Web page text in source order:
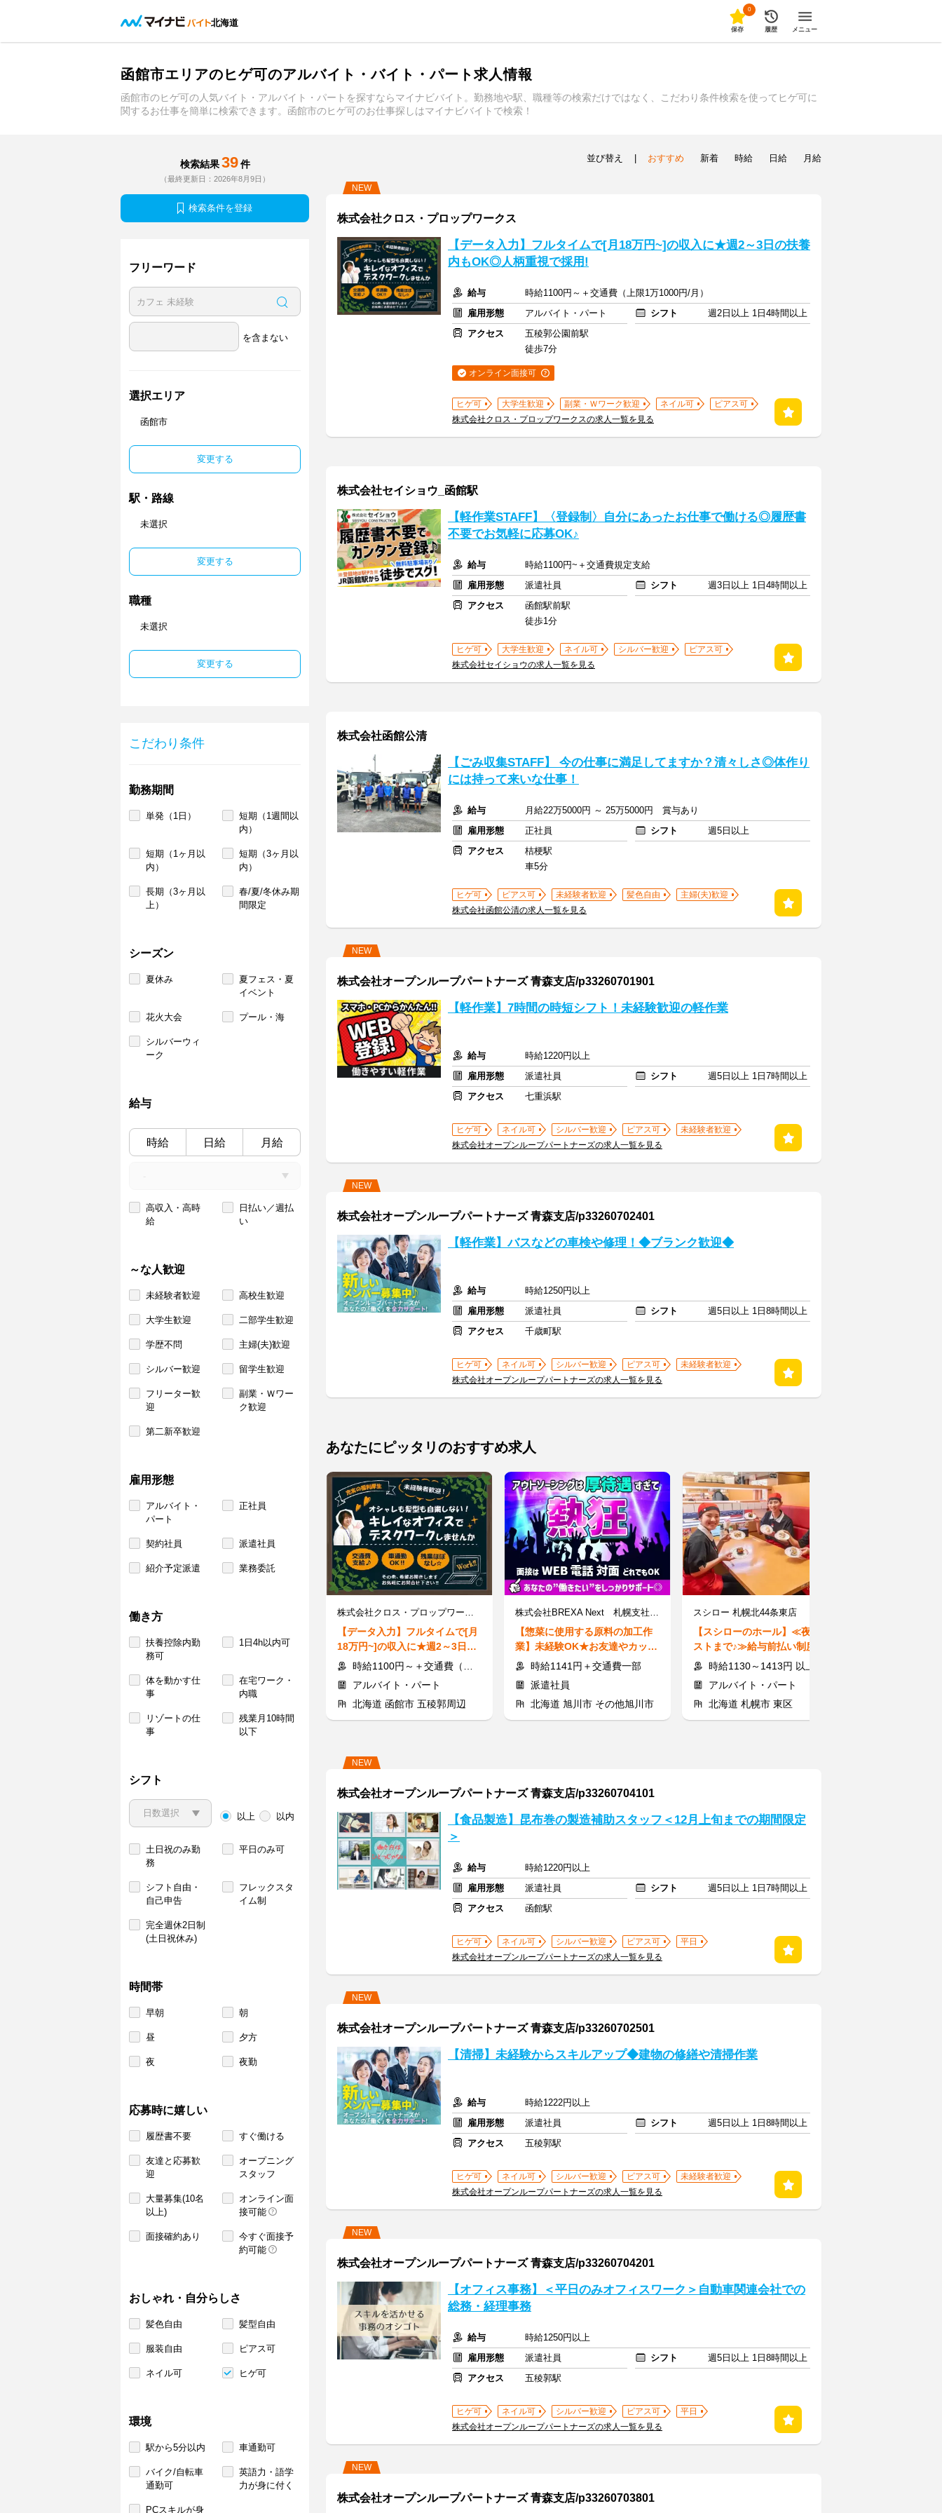
北海道
0
保存 履歴 メニュー
函館市エリアのヒゲ可のアルバイト・バイト・パート求人情報
函館市のヒゲ可の人気バイト・アルバイト・パートを探すならマイナビバイト。勤務地や駅、職種等の検索だけではなく、こだわり条件検索を使ってヒゲ可に
関するお仕事を簡単に検索できます。函館市のヒゲ可のお仕事探しはマイナビバイトで検索！
検索結果 39 件
（最終更新日：2026年8月9日）
検索条件を登録
フリーワード
を含まない
選択エリア
函館市
変更する
駅・路線
未選択
変更する
職種
未選択
変更する
こだわり条件
勤務期間
単発（1日）
短期（1週間以
内）
短期（1ヶ月以
内）
短期（3ヶ月以
内）
長期（3ヶ月以
上）
春/夏/冬休み期
間限定
シーズン
夏休み
夏フェス・夏
イベント
花火大会 プール・海
シルバーウィ
ーク
給与
時給 日給 月給
高収入・高時
給
日払い／週払
い
～な人歓迎
未経験者歓迎 高校生歓迎
大学生歓迎 二部学生歓迎
学歴不問 主婦(夫)歓迎
シルバー歓迎 留学生歓迎
フリーター歓
迎
副業・Ｗワー
ク歓迎
第二新卒歓迎
雇用形態
アルバイト・
パート
正社員
契約社員 派遣社員
紹介予定派遣 業務委託
働き方
扶養控除内勤
務可
1日4h以内可
体を動かす仕
事
在宅ワーク・
内職
リゾートの仕
事
残業月10時間
以下
シフト
以上 以内
土日祝のみ勤
務
平日のみ可
シフト自由・
自己申告
フレックスタ
イム制
完全週休2日制
(土日祝休み)
時間帯
早朝 朝
昼 夕方
夜 夜勤
応募時に嬉しい
履歴書不要 すぐ働ける
友達と応募歓
迎
オープニング
スタッフ
大量募集(10名
以上)
オンライン面
接可能
面接確約あり
今すぐ面接予
約可能
おしゃれ・自分らしさ
髪色自由 髪型自由
服装自由 ピアス可
ネイル可 ヒゲ可
環境
駅から5分以内 車通勤可
バイク/自転車
通勤可
英語力・語学
力が身に付く
PCスキルが身
並び替え おすすめ 新着 時給 日給 月給
NEW
株式会社クロス・プロップワークス
【データ入力】フルタイムで[月18万円~]の収入に★週2～3日の扶養
内もOK◎人柄重視で採用!
給与
時給1100円～＋交通費（上限1万1000円/月）
雇用形態
アルバイト・パート シフト
週2日以上 1日4時間以上
アクセス
五稜郭公園前駅
徒歩7分
オンライン面接可
ヒゲ可 大学生歓迎 副業・Ｗワーク歓迎 ネイル可
ピアス可
株式会社クロス・プロップワークスの求人一覧を見る
株式会社セイショウ_函館駅
【軽作業STAFF】〈登録制〉自分にあったお仕事で働ける◎履歴書
不要でお気軽に応募OK♪
給与
時給1100円~＋交通費規定支給
雇用形態
派遣社員 シフト
週3日以上 1日4時間以上
アクセス
函館駅前駅
徒歩1分
ヒゲ可 大学生歓迎 ネイル可 シルバー歓迎
ピアス可
株式会社セイショウの求人一覧を見る
株式会社函館公清
【ごみ収集STAFF】 今の仕事に満足してますか？清々しさ◎体作り
には持って来いな仕事！
給与
月給22万5000円 ～ 25万5000円 賞与あり
雇用形態
正社員 シフト
週5日以上
アクセス
桔梗駅
車5分
ヒゲ可 ピアス可 未経験者歓迎 髪色自由
主婦(夫)歓迎
株式会社函館公清の求人一覧を見る
NEW
株式会社オープンループパートナーズ 青森支店/p33260701901
【軽作業】7時間の時短シフト！未経験歓迎の軽作業
給与
時給1220円以上
雇用形態
派遣社員 シフト
週5日以上 1日7時間以上
アクセス
七重浜駅
ヒゲ可 ネイル可 シルバー歓迎 ピアス可
未経験者歓迎
株式会社オープンループパートナーズの求人一覧を見る
NEW
株式会社オープンループパートナーズ 青森支店/p33260702401
【軽作業】バスなどの車検や修理！◆ブランク歓迎◆
給与
時給1250円以上
雇用形態
派遣社員 シフト
週5日以上 1日8時間以上
アクセス
千歳町駅
ヒゲ可 ネイル可 シルバー歓迎 ピアス可
未経験者歓迎
株式会社オープンループパートナーズの求人一覧を見る
あなたにピッタリのおすすめ求人
株式会社クロス・プロップワークス
【データ入力】フルタイムで[月
18万円~]の収入に★週2～3日の
扶養内もOK◎人柄重視で採用!
時給1100円～＋交通費（上限1万1000円/月）
アルバイト・パート
北海道 函館市 五稜郭周辺
株式会社BREXA Next 札幌支社 5916-03／E10
【惣菜に使用する原料の加工作
業】未経験OK★お友達やカップ
ルとの応募・同シフトOK！
時給1141円＋交通費一部
派遣社員
北海道 旭川市 その他旭川市
スシロー 札幌北44条東店
【スシローのホール】≪夜～ラ
ストまで♪≫給与前払い制度有◎
バイトデビューも大歓迎！
時給1130～1413円 以上 ≪土日祝は時給UP≫
アルバイト・パート
北海道 札幌市 東区
NEW
株式会社オープンループパートナーズ 青森支店/p33260704101
【食品製造】昆布巻の製造補助スタッフ＜12月上旬までの期間限定
＞
給与
時給1220円以上
雇用形態
派遣社員 シフト
週5日以上 1日7時間以上
アクセス
函館駅
ヒゲ可 ネイル可 シルバー歓迎 ピアス可
平日
株式会社オープンループパートナーズの求人一覧を見る
NEW
株式会社オープンループパートナーズ 青森支店/p33260702501
【清掃】未経験からスキルアップ◆建物の修繕や清掃作業
給与
時給1222円以上
雇用形態
派遣社員 シフト
週5日以上 1日8時間以上
アクセス
五稜郭駅
ヒゲ可 ネイル可 シルバー歓迎 ピアス可
未経験者歓迎
株式会社オープンループパートナーズの求人一覧を見る
NEW
株式会社オープンループパートナーズ 青森支店/p33260704201
【オフィス事務】＜平日のみオフィスワーク＞自動車関連会社での
総務・経理事務
給与
時給1250円以上
雇用形態
派遣社員 シフト
週5日以上 1日8時間以上
アクセス
五稜郭駅
ヒゲ可 ネイル可 シルバー歓迎 ピアス可
平日
株式会社オープンループパートナーズの求人一覧を見る
NEW
株式会社オープンループパートナーズ 青森支店/p33260703801